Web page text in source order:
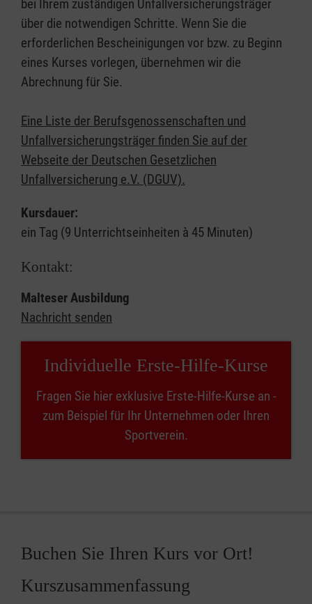
bei Ihrem zuständigen Unfallversicherungsträger
über die notwendigen Schritte. Wenn Sie die
erforderlichen Bescheinigungen vor bzw. zu Beginn
eines Kurses vorlegen, übernehmen wir die
Abrechnung für Sie.
Eine Liste der Berufsgenossenschaften und
Unfallversicherungsträger finden Sie auf der
Webseite der Deutschen Gesetzlichen
Unfallversicherung e.V. (DGUV).
Kursdauer:
ein Tag (9 Unterrichtseinheiten à 45 Minuten)
Kontakt:
Malteser Ausbildung
Nachricht senden
Individuelle Erste-Hilfe-Kurse
Fragen Sie hier exklusive Erste-Hilfe-Kurse an -
zum Beispiel für Ihr Unternehmen oder Ihren
Sportverein.
Buchen Sie Ihren Kurs vor Ort!
Kurszusammenfassung